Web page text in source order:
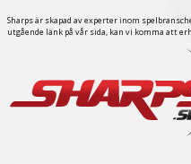
Sharps är skapad av experter inom
utgående länk på vår sida, kan vi komma att